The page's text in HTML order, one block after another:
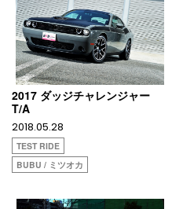
2017 ダッジチャレンジャー
T/A
2018.05.28
TEST RIDE
BUBU / ミツオカ